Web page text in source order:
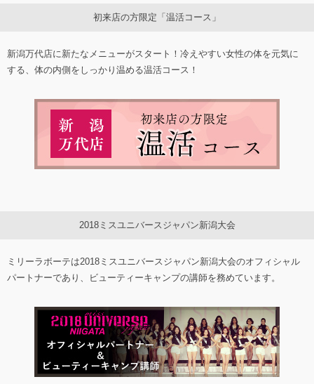
初来店の方限定「温活コース」
新潟万代店に新たなメニューがスタート！冷えやすい女性の体を元気に
する、体の内側をしっかり温める温活コース！
2018ミスユニバースジャパン新潟大会
ミリーラボーテは2018ミスユニバースジャパン新潟大会のオフィシャル
パートナーであり、ビューティーキャンプの講師を務めています。